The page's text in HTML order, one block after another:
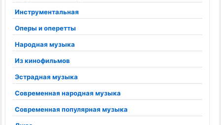
Инструментальная
Оперы и оперетты
Народная музыка
Из кинофильмов
Эстрадная музыка
Современная народная музыка
Современная популярная музыка